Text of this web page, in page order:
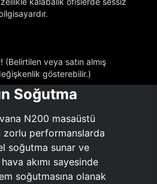
veya satın almış
gösterebilir.)
Soğutma
N200 masaüstü
zorlu performanslarda
soğutma sunar ve
akımı sayesinde
soğutmasına olanak